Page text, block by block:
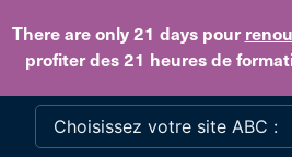
There are only 21 dayspour
profiter des 21 heures de